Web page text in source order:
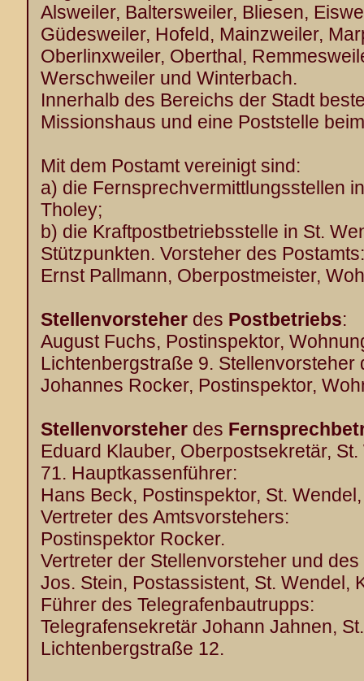
Alsweiler, Baltersweiler, Bliesen,
Güdesweiler, Hofeld, Mainzweiler,
Oberlinxweiler, Oberthal,
Werschweiler und Winterbach.
Innerhalb des Bereichs der Stadt
Missionshaus und eine Poststelle
Mit dem Postamt vereinigt sind:
a) die Fernsprechvermittlungsstellen
Tholey;
b) die Kraftpostbetriebsstelle in St.
Stützpunkten. Vorsteher des Postamts:
Ernst Pallmann, Oberpostmeister,
Stellenvorsteher des Postbetriebs:
August Fuchs, Postinspektor,
Lichtenbergstraße 9. Stellenvorsteher
Johannes Rocker, Postinspektor,
Stellenvorsteher des
Eduard Klauber, Oberpostsekretär,
71. Hauptkassenführer:
Hans Beck, Postinspektor, St.
Vertreter des Amtsvorstehers:
Postinspektor Rocker.
Vertreter der Stellenvorsteher und
Jos. Stein, Postassistent, St. Wendel,
Führer des Telegrafenbautrupps:
Telegrafensekretär Johann Jahnen,
Lichtenbergstraße 12.